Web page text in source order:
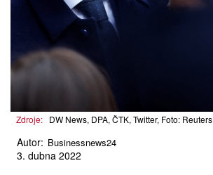
Zdroje: DW News, DPA, ČTK, Twitter, Foto: Reuters
Autor: Businessnews24
3. dubna 2022